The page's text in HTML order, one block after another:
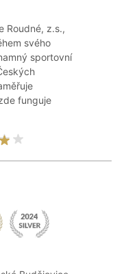
Roudné, z.s.,
svého
sportovní
funguje